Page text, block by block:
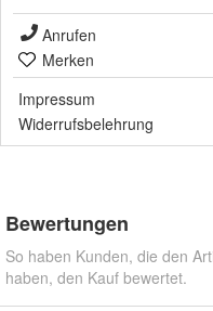
Anrufen
Merken
Impressum
Widerrufsbelehrung
Bewertungen
So haben Kunden, die den
haben, den Kauf bewertet.